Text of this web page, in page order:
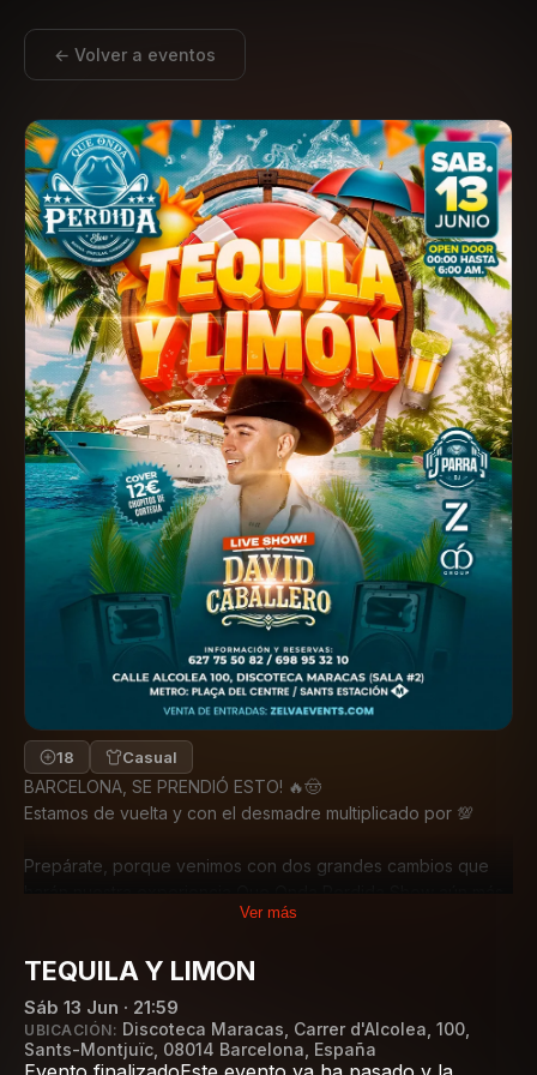
← Volver a eventos
18 Casual
BARCELONA, SE PRENDIÓ ESTO! 🔥🤠
Estamos de vuelta y con el desmadre multiplicado por 💯
Prepárate, porque venimos con dos grandes cambios que
✨ ¡ESTRENAMOS NUEVA SALA! Nos mudamos a la Sala #2 de
la Discoteca Maracas (Calle Alcolea 100). Un espacio
elegante y especial con sorpresas preparadas solo para ti.
⏰ ¡NUEVO HORARIO HASTA EL AMANECER! Sí, leíste bien.
Ver más
TEQUILA Y LIMON
Sáb 13 Jun · 21:59
UBICACIÓN: Discoteca Maracas Carrer d'Alcolea, 100,
Sants-Montjuïc, 08014 Barcelona, España